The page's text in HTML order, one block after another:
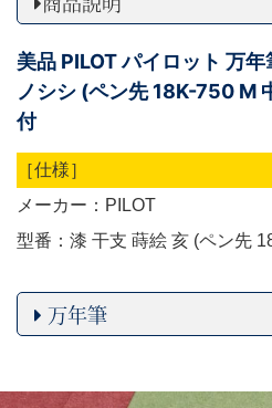
美品 PILOT パイロット 万年
ノシシ (ペン先 18K-750 M
付
［仕様］
メーカー：PILOT
型番：漆 干支 蒔絵 亥 (ペン先
万年筆